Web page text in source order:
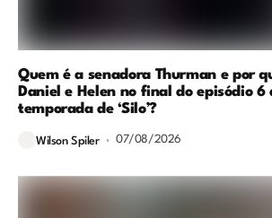
Quem é a senadora Thurman e por
Daniel e Helen no final do episódio 6
temporada de ‘Silo’?
Wilson Spiler 07/08/2026